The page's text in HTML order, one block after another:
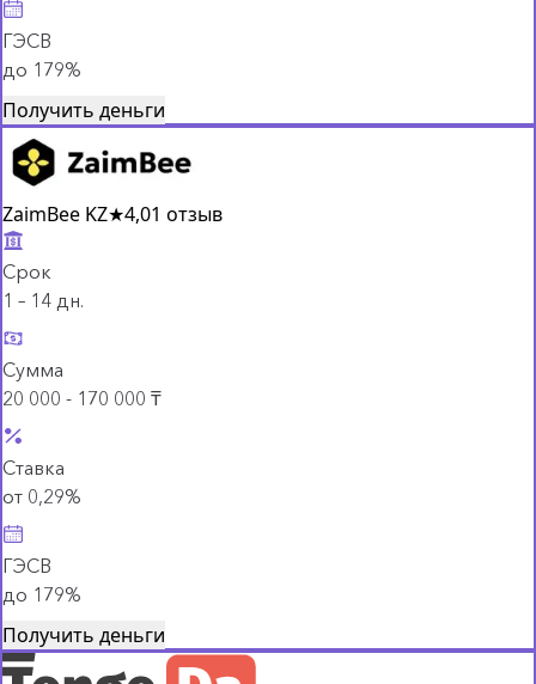
ГЭСВ
до 179%
Получить деньги
ZaimBee KZ★4,01 отзыв
Срок
1 – 14 дн.
Сумма
20 000 - 170 000 ₸
Ставка
от 0,29%
ГЭСВ
до 179%
Получить деньги